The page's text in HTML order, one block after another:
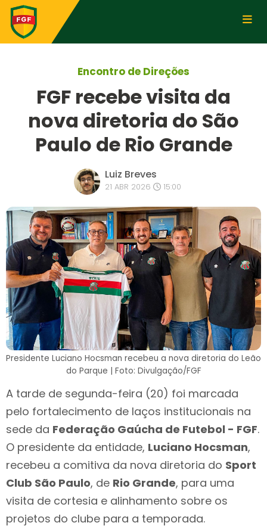
Encontro de Direções
FGF recebe visita da
nova diretoria do São
Paulo de Rio Grande
Luiz Breves
21 ABR 2026 15:00
Presidente Luciano Hocsman recebeu a nova diretoria do Leão
do Parque | Foto: Divulgação/FGF
A tarde de segunda-feira (20) foi marcada
pelo fortalecimento de laços institucionais na
sede da Federação Gaúcha de Futebol - FGF.
O presidente da entidade, Luciano Hocsman,
recebeu a comitiva da nova diretoria do Sport
Club São Paulo, de Rio Grande, para uma
visita de cortesia e alinhamento sobre os
projetos do clube para a temporada.